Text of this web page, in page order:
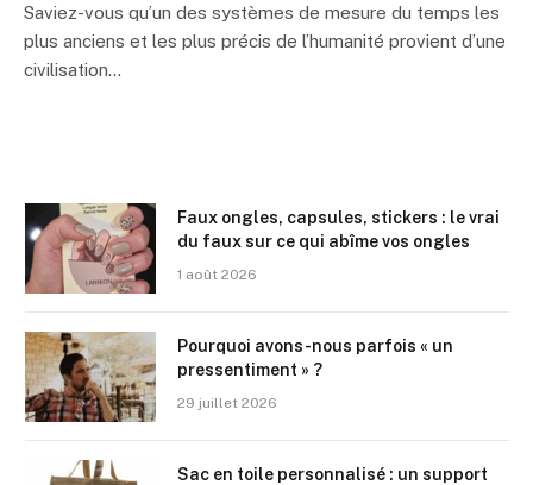
Saviez-vous qu’un des systèmes de mesure du temps les
plus anciens et les plus précis de l’humanité provient d’une
civilisation…
Faux ongles, capsules, stickers : le vrai
du faux sur ce qui abîme vos ongles
1 août 2026
Pourquoi avons-nous parfois « un
pressentiment » ?
29 juillet 2026
Sac en toile personnalisé : un support